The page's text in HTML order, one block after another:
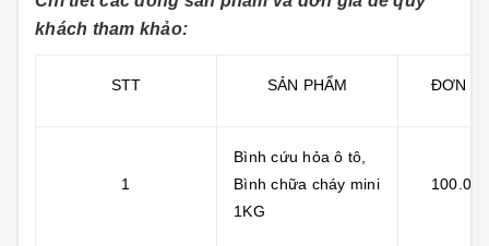
khách tham khảo:
STT SẢN PHẨM ĐƠN
1
Bình cứu hỏa ô tô,
Bình chữa cháy mini
1KG